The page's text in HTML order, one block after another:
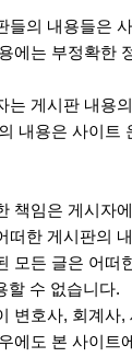
들의 내용들은
에는 부정확한
는 게시판 내용
내용은 사이트
책임은 게시자
떠한 게시판의
모든 글은 어떠
할 수 없습니다.
변호사, 회계사
에도 본 사이트